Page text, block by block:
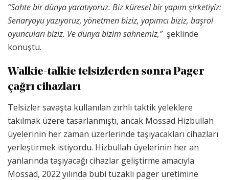
“Sahte bir dünya yaratıyoruz. Biz küresel bir yapım şirketiyiz:
Senaryoyu yazıyoruz, yönetmen biziz, yapımcı biziz, başrol
oyuncuları biziz. Ve dünya bizim sahnemiz,” şeklinde
konuştu.
Walkie-talkie telsizlerden sonra Pager
çağrı cihazları
Telsizler savaşta kullanılan zırhlı taktik yeleklere
takılmak üzere tasarlanmıştı, ancak Mossad Hizbullah
üyelerinin her zaman üzerlerinde taşıyacakları cihazları
yerleştirmek istiyordu. Hizbullah üyelerinin her an
yanlarında taşıyacağı cihazlar geliştirme amacıyla
Mossad, 2022 yılında bubi tuzaklı pager üretimine